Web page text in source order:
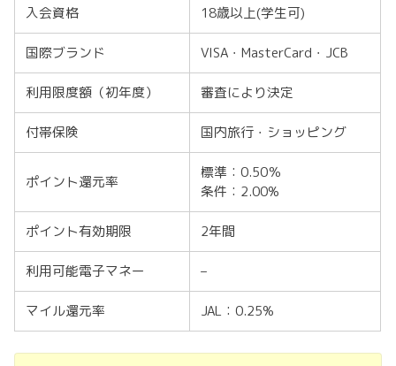
入会資格 18歳以上(学生可)
国際ブランド VISA・MasterCard・JCB
利用限度額（初年度） 審査により決定
付帯保険 国内旅行・ショッピング
ポイント還元率
標準：0.50％
条件：2.00%
ポイント有効期限 2年間
利用可能電子マネー –
マイル還元率 JAL：0.25%